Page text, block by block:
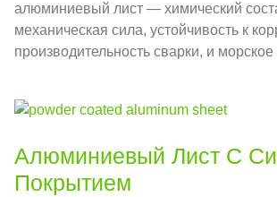
алюминиевый лист — химический
механическая сила, устойчивость к
производительность сварки, и
Алюминиевый Лист С
Покрытием